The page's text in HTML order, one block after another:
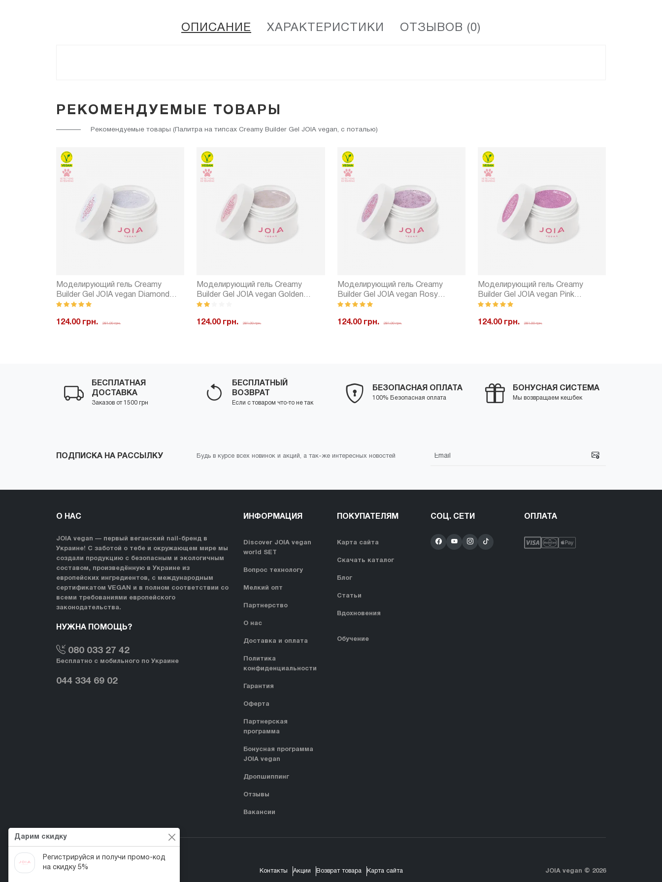
ОПИСАНИЕ ХАРАКТЕРИСТИКИ ОТЗЫВОВ (0)
РЕКОМЕНДУЕМЫЕ ТОВАРЫ
Рекомендуемые товары (Палитра на типсах Creamy Builder Gel JOIA vegan, с поталью)
Моделирующий гель Creamy
Builder Gel JOIA vegan Diamond
Frost (15 мл)
124.00 грн. 281.00 грн.
Моделирующий гель Creamy
Builder Gel JOIA vegan Golden
Blush (15 мл)
124.00 грн. 281.00 грн.
Моделирующий гель Creamy
Builder Gel JOIA vegan Rosy
Radiance (15 мл)
124.00 грн. 281.00 грн.
Моделирующий гель Creamy
Builder Gel JOIA vegan Pink
Elegance (15 мл)
124.00 грн. 281.00 грн.
БЕСПЛАТНАЯ
ДОСТАВКА
Заказов от 1500 грн
БЕСПЛАТНЫЙ
ВОЗВРАТ
Если с товаром что-то не так
БЕЗОПАСНАЯ ОПЛАТА
100% Безопасная оплата
БОНУСНАЯ СИСТЕМА
Мы возвращаем кешбек
ПОДПИСКА НА РАССЫЛКУ Будь в курсе всех новинок и акций, а так-же интересных новостей
О НАС
JOIA vegan — первый веганский nail-бренд в
Украине! С заботой о тебе и окружающем мире мы
создали продукцию с безопасным и экологичным
составом, произведённую в Украине из
европейских ингредиентов, с международным
сертификатом VEGAN и в полном соответствии со
всеми требованиями европейского
законодательства.
НУЖНА ПОМОЩЬ?
080 033 27 42
Бесплатно с мобильного по Украине
044 334 69 02
ИНФОРМАЦИЯ
Discover JOIA vegan
world SET
Вопрос технологу
Мелкий опт
Партнерство
О нас
Доставка и оплата
Политика
конфиденциальности
Гарантия
Оферта
Партнерская
программа
Бонусная программа
JOIA vegan
Дропшиппинг
Отзывы
Вакансии
ПОКУПАТЕЛЯМ
Карта сайта
Скачать каталог
Блог
Статьи
Вдохновения
Обучение
СОЦ. СЕТИ ОПЛАТА
Контакты Акции Возврат товара Карта сайта JOIA vegan © 2026
Дарим скидку
Регистрируйся и получи промо-код
на скидку 5%